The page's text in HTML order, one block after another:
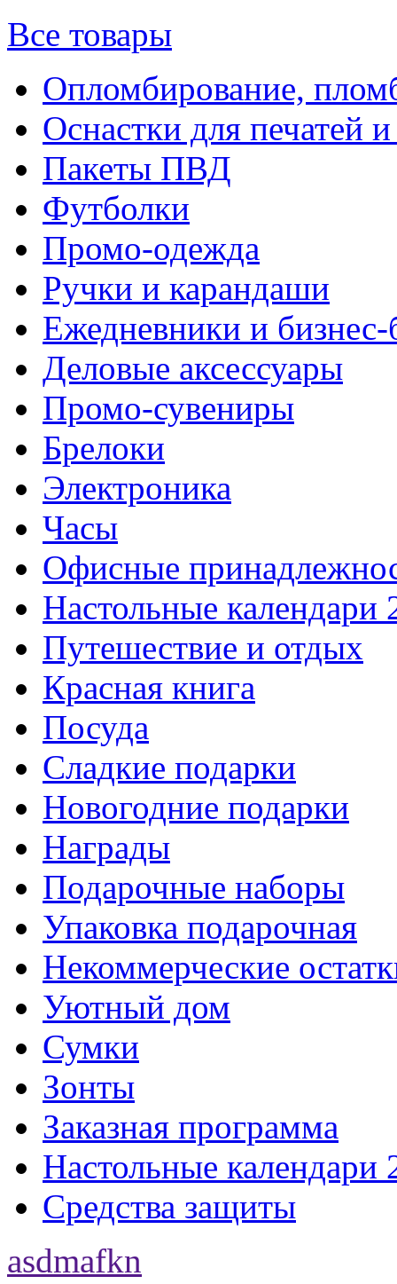
Все товары
Опломбирование,
Оснастки для печатей
Пакеты ПВД
Футболки
Промо-одежда
Ручки и карандаши
Ежедневники и
Деловые аксессуары
Промо-сувениры
Брелоки
Электроника
Часы
Офисные
Настольные календари
Путешествие и отдых
Красная книга
Посуда
Сладкие подарки
Новогодние подарки
Награды
Подарочные наборы
Упаковка подарочная
Некоммерческие
Уютный дом
Сумки
Зонты
Заказная программа
Настольные календари
Средства защиты
asdmafkn